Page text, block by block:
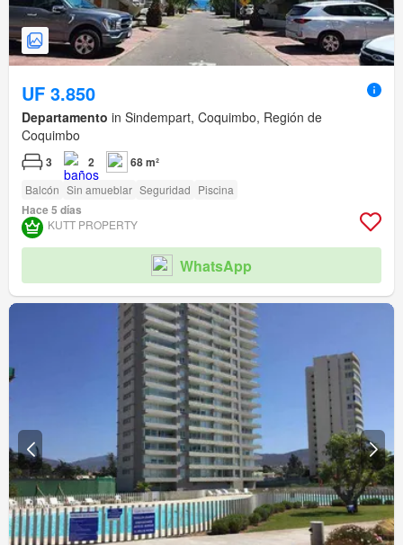
UF 3.850
Departamento in Sindempart, Coquimbo, Región de
Coquimbo
3 2 68 m²
Balcón Sin amueblar Seguridad Piscina
Hace 5 días
KUTT PROPERTY
WhatsApp